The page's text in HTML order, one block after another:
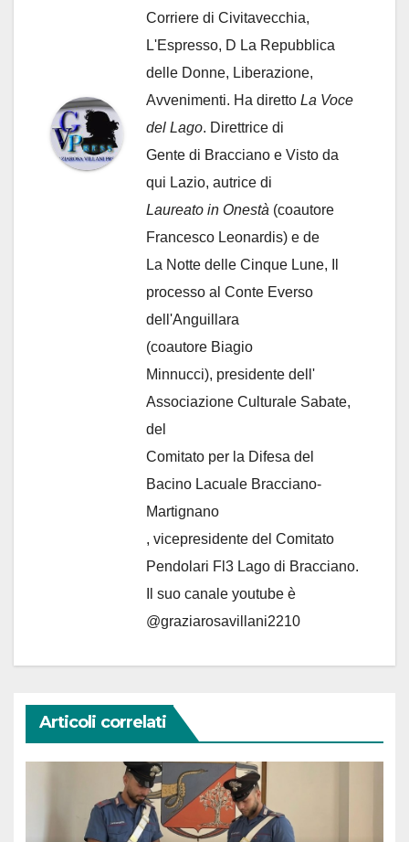
Corriere di Civitavecchia,
L'Espresso, D La Repubblica
delle Donne, Liberazione,
Avvenimenti. Ha diretto La Voce
del Lago. Direttrice di
Gente di Bracciano e Visto da
qui Lazio, autrice di
Laureato in Onestà (coautore
Francesco Leonardis) e de
La Notte delle Cinque Lune, Il
processo al Conte Everso
dell'Anguillara
(coautore Biagio
Minnucci), presidente dell'
Associazione Culturale Sabate,
del
Comitato per la Difesa del
Bacino Lacuale Bracciano-
Martignano
, vicepresidente del Comitato
Pendolari Fl3 Lago di Bracciano.
Il suo canale youtube è
@graziarosavillani2210
Articoli correlati